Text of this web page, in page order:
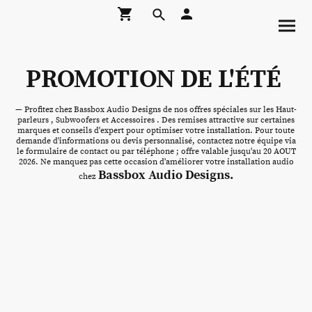
PROMOTION DE L'ÉTÉ
— Profitez chez Bassbox Audio Designs de nos offres spéciales sur les Haut-
parleurs , Subwoofers et Accessoires . Des remises attractive sur certaines
marques et conseils d'expert pour optimiser votre installation. Pour toute
demande d'informations ou devis personnalisé, contactez notre équipe via
le formulaire de contact ou par téléphone ; offre valable jusqu'au 20 AOUT
2026. Ne manquez pas cette occasion d'améliorer votre installation audio
chezBassbox Audio Designs.